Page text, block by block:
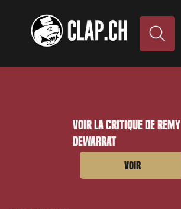
Voir la critique de Remy
Dewarrat
Voir